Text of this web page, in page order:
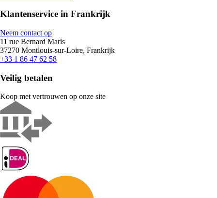
Klantenservice in Frankrijk
Neem contact op
11 rue Bernard Maris
37270 Montlouis-sur-Loire, Frankrijk
+33 1 86 47 62 58
Veilig betalen
Koop met vertrouwen op onze site